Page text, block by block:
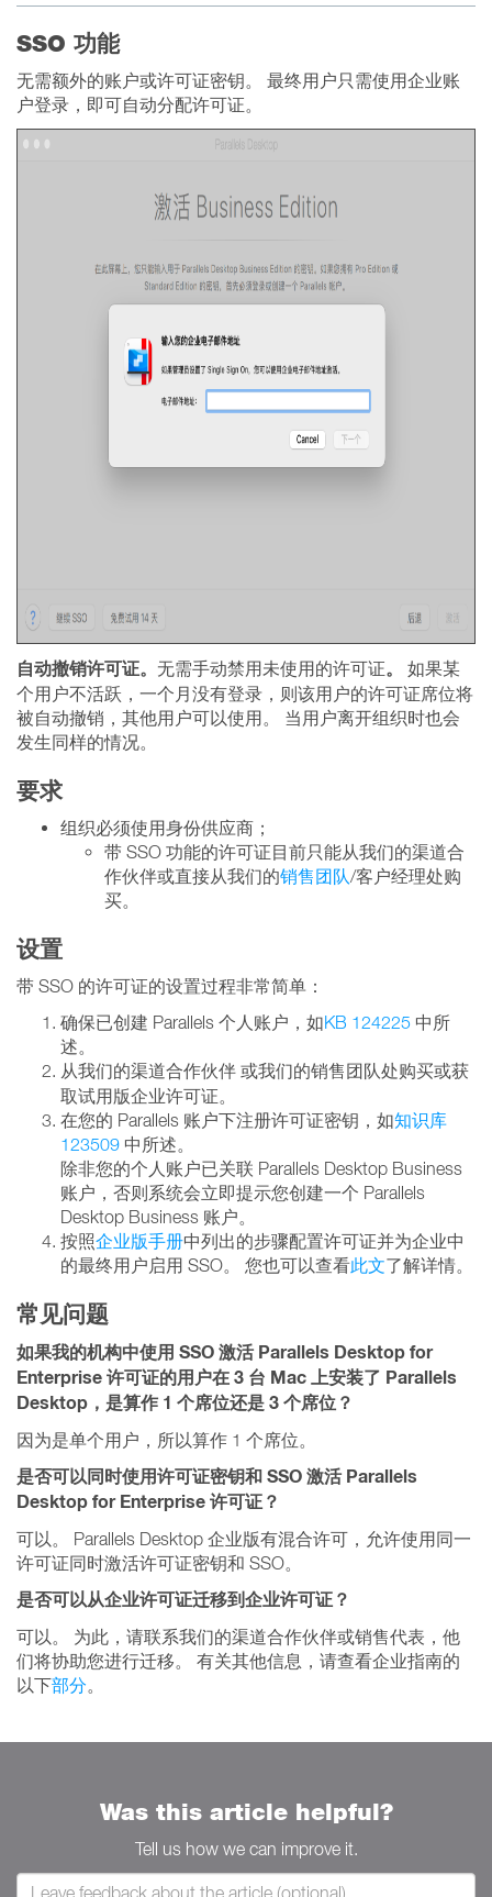
SSO 功能
无需额外的账户或许可证密钥。 最终用户只需使用企业账
户登录，即可自动分配许可证。
自动撤销许可证。 无需手动禁用未使用的许可证。
如果某
个用户不活跃，一个月没有登录，则该用户的许可证席位将
被自动撤销，其他用户可以使用。 当用户离开组织时也会
发生同样的情况。
要求
组织必须使用身份供应商；
带 SSO 功能的许可证目前只能从我们的渠道合
作伙伴或直接从我们的销售团队/客户经理处购
买。
设置
带 SSO 的许可证的设置过程非常简单：
确保已创建 Parallels 个人账户，如KB 124225 中所
述。
从我们的渠道合作伙伴 或我们的销售团队处购买或获
取试用版企业许可证。
在您的 Parallels 账户下注册许可证密钥，如知识库
123509 中所述。
除非您的个人账户已关联 Parallels Desktop Business
账户，否则系统会立即提示您创建一个 Parallels
Desktop Business 账户。
按照企业版手册中列出的步骤配置许可证并为企业中
的最终用户启用 SSO。 您也可以查看此文了解详情。
常见问题
如果我的机构中使用 SSO 激活 Parallels Desktop for
Enterprise 许可证的用户在 3 台 Mac 上安装了 Parallels
Desktop，是算作 1 个席位还是 3 个席位？
因为是单个用户，所以算作 1 个席位。
是否可以同时使用许可证密钥和 SSO 激活 Parallels
Desktop for Enterprise 许可证？
可以。 Parallels Desktop 企业版有混合许可，允许使用同一
许可证同时激活许可证密钥和 SSO。
是否可以从企业许可证迁移到企业许可证？
可以。 为此，请联系我们的渠道合作伙伴或销售代表，他
们将协助您进行迁移。 有关其他信息，请查看企业指南的
以下部分。
Was this article helpful?
Tell us how we can improve it.